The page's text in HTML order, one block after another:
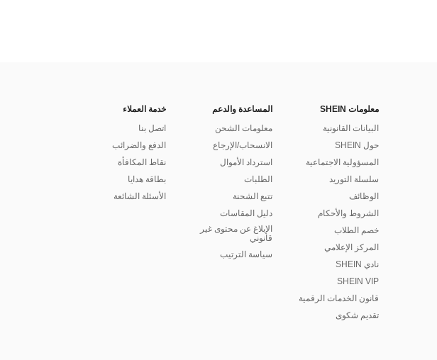
معلومات SHEIN
البيانات القانونية
حول SHEIN
المسؤولية الاجتماعية
سلسلة التوريد
الوظائف
الشروط والأحكام
خصم الطلاب
المركز الإعلامي
نادي SHEIN
SHEIN VIP
قانون الخدمات الرقمية
تقديم شكوى
المساعدة والدعم
معلومات الشحن
الانسحاب/الإرجاع
استرداد الأموال
الطلبات
تتبع الشحنة
دليل المقاسات
الإبلاغ عن محتوى غير
قانوني
سياسة الترتيب
خدمة العملاء
اتصل بنا
الدفع والضرائب
نقاط المكافأة
بطاقة هدايا
الأسئلة الشائعة